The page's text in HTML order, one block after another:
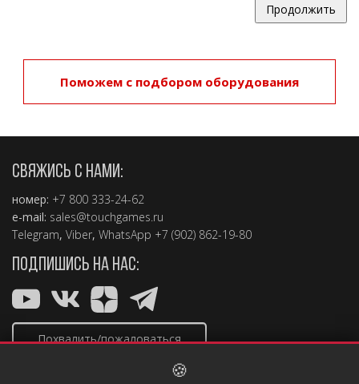
Продолжить
Поможем с подбором оборудования
СВЯЖИСЬ С НАМИ:
номер: +7 800 333-24-62
e-mail: sales@touchgames.ru
Telegram, Viber, WhatsApp +7 (902) 862-19-80
ПОДПИШИСЬ НА НАС:
Похвалить/пожаловаться
🍪